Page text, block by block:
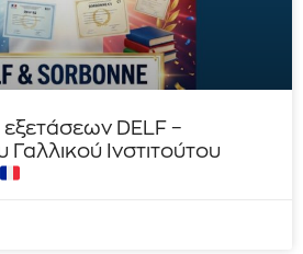
DELF –
Γαλλικού Ινστιτούτου